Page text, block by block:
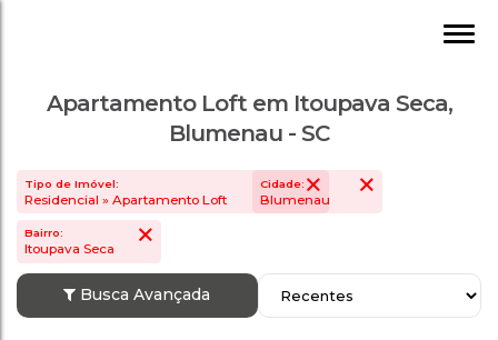
Apartamento Loft em Itoupava Seca,
Blumenau - SC
Tipo de Imóvel: Cidade:
Bairro:
Itoupava Seca
Busca Avançada